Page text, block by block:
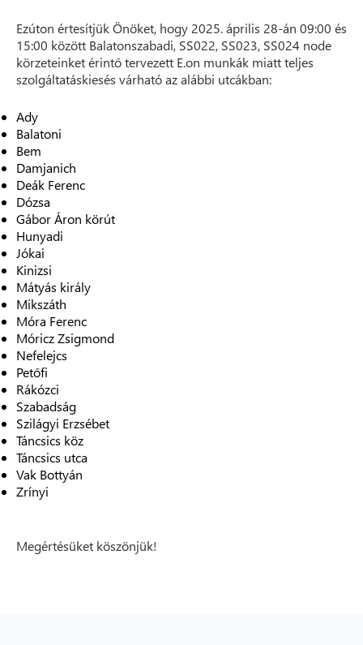
Ezúton értesítjük Önöket, hogy 2025. április 28-án 09:00 és
15:00 között Balatonszabadi, SS022, SS023, SS024 node
körzeteinket érintő tervezett E.on munkák miatt teljes
szolgáltatáskiesés várható az alábbi utcákban:
Ady
Balatoni
Bem
Damjanich
Deák Ferenc
Dózsa
Gábor Áron körút
Hunyadi
Jókai
Kinizsi
Mátyás király
Mikszáth
Móra Ferenc
Móricz Zsigmond
Nefelejcs
Petőfi
Rákózci
Szabadság
Szilágyi Erzsébet
Táncsics köz
Táncsics utca
Vak Bottyán
Zrínyi
Megértésüket köszönjük!